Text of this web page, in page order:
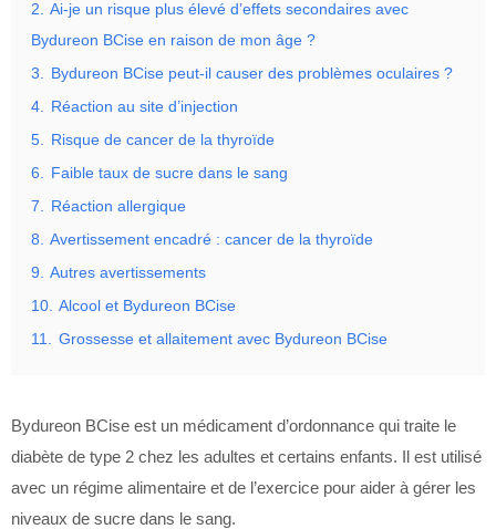
2. Ai-je un risque plus élevé d’effets secondaires avec
Bydureon BCise en raison de mon âge ?
3. Bydureon BCise peut-il causer des problèmes oculaires ?
4. Réaction au site d’injection
5. Risque de cancer de la thyroïde
6. Faible taux de sucre dans le sang
7. Réaction allergique
8. Avertissement encadré : cancer de la thyroïde
9. Autres avertissements
10. Alcool et Bydureon BCise
11. Grossesse et allaitement avec Bydureon BCise
Bydureon BCise est un médicament d’ordonnance qui traite le
diabète de type 2 chez les adultes et certains enfants. Il est utilisé
avec un régime alimentaire et de l’exercice pour aider à gérer les
niveaux de sucre dans le sang.